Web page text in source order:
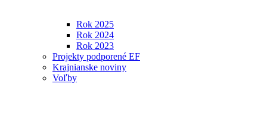
Rok 2025
Rok 2024
Rok 2023
Projekty podporené EF
Krajnianske noviny
Voľby